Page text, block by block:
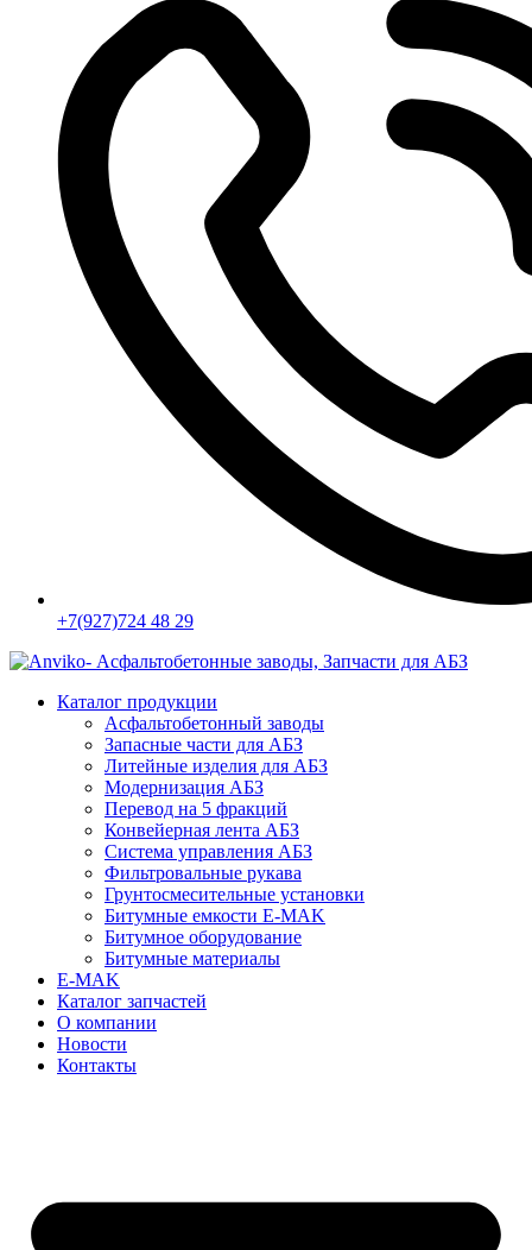
+7(927)724 48 29
Каталог продукции
Асфальтобетонный заводы
Запасные части для АБЗ
Литейные изделия для АБЗ
Модернизация АБЗ
Перевод на 5 фракций
Конвейерная лента АБЗ
Система управления АБЗ
Фильтровальные рукава
Грунтосмесительные установки
Битумные емкости E-MAK
Битумное оборудование
Битумные материалы
E-MAK
Каталог запчастей
О компании
Новости
Контакты